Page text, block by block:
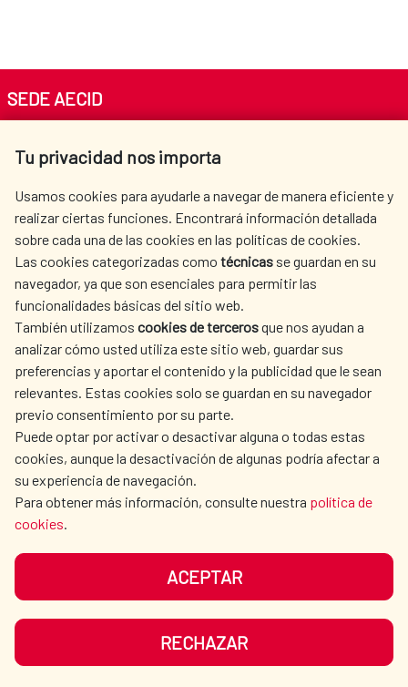
Tu privacidad nos importa
Usamos cookies para ayudarle a navegar de manera eficiente y
realizar ciertas funciones. Encontrará información detallada
sobre cada una de las cookies en las políticas de cookies.
Las cookies categorizadas como técnicas se guardan en su
navegador, ya que son esenciales para permitir las
funcionalidades básicas del sitio web.
También utilizamos cookies de tercerosque nos ayudan a
analizar cómo usted utiliza este sitio web, guardar sus
preferencias y aportar el contenido y la publicidad que le sean
relevantes. Estas cookies solo se guardan en su navegador
previo consentimiento por su parte.
Puede optar por activar o desactivar alguna o todas estas
cookies, aunque la desactivación de algunas podría afectar a
su experiencia de navegación.
Para obtener más información, consulte nuestra política de
cookies.
ACEPTAR
RECHAZAR
SEDE AECID
Tel. +34 900 20 30 54​​​​​​​
AECID
WHERE DO WE COOPERATE?
SPANISH HUMANITARIAN
ACTION
PRESS ROOM
CULTURE AND SCIENCE LIBRARY
OUR SOCIAL MEDIA
DATA PROTECTION
SITEMAP